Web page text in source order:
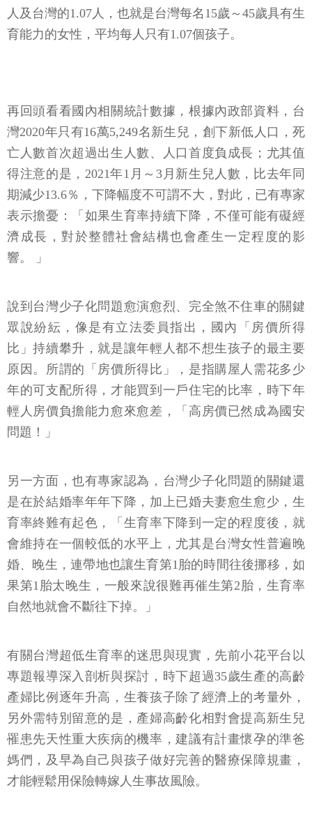
人及台灣的1.07人，也就是台灣每名15歲～45歲具有生
育能力的女性，平均每人只有1.07個孩子。
再回頭看看國內相關統計數據，根據內政部資料，台
灣2020年只有16萬5,249名新生兒，創下新低人口，死
亡人數首次超過出生人數、人口首度負成長；尤其值
得注意的是，2021年1月～3月新生兒人數，比去年同
期減少13.6％，下降幅度不可謂不大，對此，已有專家
表示擔憂：「如果生育率持續下降，不僅可能有礙經
濟成長，對於整體社會結構也會產生一定程度的影
響。 」
說到台灣少子化問題愈演愈烈、完全煞不住車的關鍵
眾說紛紜，像是有立法委員指出，國內「房價所得
比」持續攀升，就是讓年輕人都不想生孩子的最主要
原因。所謂的「房價所得比」，是指購屋人需花多少
年的可支配所得，才能買到一戶住宅的比率，時下年
輕人房價負擔能力愈來愈差，「高房價已然成為國安
問題！」
另一方面，也有專家認為，台灣少子化問題的關鍵還
是在於結婚率年年下降，加上已婚夫妻愈生愈少，生
育率終難有起色，「生育率下降到一定的程度後，就
會維持在一個較低的水平上，尤其是台灣女性普遍晚
婚、晚生，連帶地也讓生育第1胎的時間往後挪移，如
果第1胎太晚生，一般來說很難再催生第2胎，生育率
自然地就會不斷往下掉。」
有關台灣超低生育率的迷思與現實，先前小花平台以
專題報導深入剖析與探討，時下超過35歲生產的高齡
產婦比例逐年升高，生養孩子除了經濟上的考量外，
另外需特別留意的是，產婦高齡化相對會提高新生兒
罹患先天性重大疾病的機率，建議有計畫懷孕的準爸
媽們，及早為自己與孩子做好完善的醫療保障規畫，
才能輕鬆用保險轉嫁人生事故風險。